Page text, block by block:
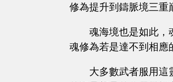
修為提升到鑄脈境三重
魂海境也是如此，
魂修為若是達不到相應
大多數武者服用這